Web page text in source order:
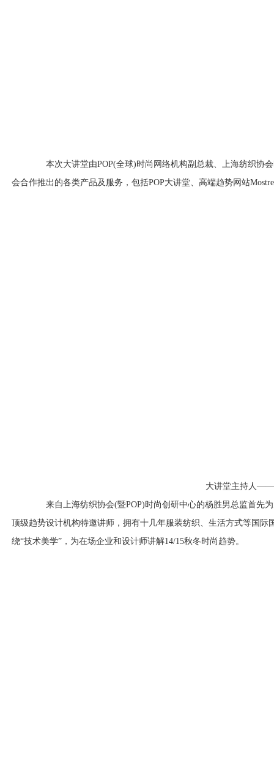
本次大讲堂由POP(全球)时尚网络机构副总裁、上海纺织协会
会合作推出的各类产品及服务，包括POP大讲堂、高端趋势网站
大讲堂主持人
来自上海纺织协会(暨POP)时尚创研中心的杨胜男总监首先
顶级趋势设计机构特邀讲师，拥有十几年服装纺织、生活方式等国
绕“技术美学”，为在场企业和设计师讲解14/15秋冬时尚趋势。